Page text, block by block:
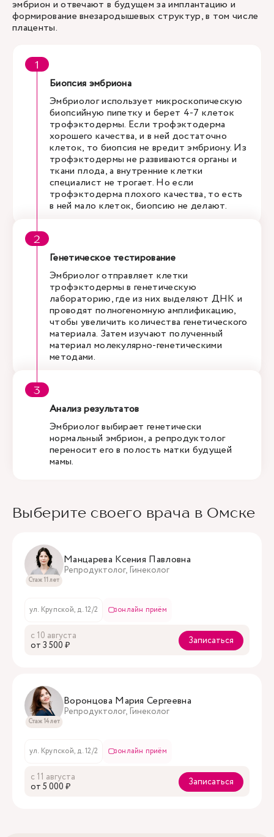
эмбрион и отвечают в будущем за имплантацию и
формирование внезародышевых структур, в том числе
плаценты.
Биопсия эмбриона
Эмбриолог использует микроскопическую
биопсийную пипетку и берет 4-7 клеток
трофэктодермы. Если трофэктодерма
хорошего качества, и в ней достаточно
клеток, то биопсия не вредит эмбриону. Из
трофэктодермы не развиваются органы и
ткани плода, а внутренние клетки
специалист не трогает. Но если
трофэктодерма плохого качества, то есть
в ней мало клеток, биопсию не делают.
Генетическое тестирование
Эмбриолог отправляет клетки
трофэктодермы в генетическую
лабораторию, где из них выделяют ДНК и
проводят полногеномную амплификацию,
чтобы увеличить количества генетического
материала. Затем изучают полученный
материал молекулярно-генетическими
методами.
Анализ результатов
Эмбриолог выбирает генетически
нормальный эмбрион, а репродуктолог
переносит его в полость матки будущей
мамы.
Выберите своего врача в Омске
Стаж 11 лет
Манцарева Ксения Павловна
Репродуктолог, Гинеколог
ул. Крупской, д. 12/2 онлайн приём
с 10 августа
oт 3 500 ₽
Записаться
Стаж 14 лет
Воронцова Мария Сергеевна
Репродуктолог, Гинеколог
ул. Крупской, д. 12/2 онлайн приём
с 11 августа
oт 5 000 ₽
Записаться